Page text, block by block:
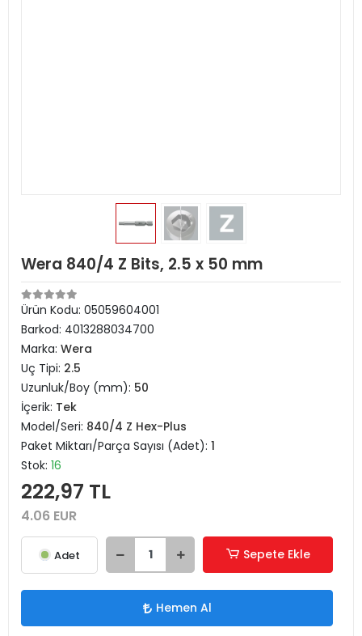
Wera 840/4 Z Bits, 2.5 x 50 mm
Ürün Kodu: 05059604001
Barkod: 4013288034700
Marka: Wera
Uç Tipi: 2.5
Uzunluk/Boy (mm): 50
İçerik: Tek
Model/Seri: 840/4 Z Hex-Plus
Paket Miktarı/Parça Sayısı (Adet): 1
Stok: 16
222,97 TL
4.06 EUR
Adet Sepete Ekle
Hemen Al